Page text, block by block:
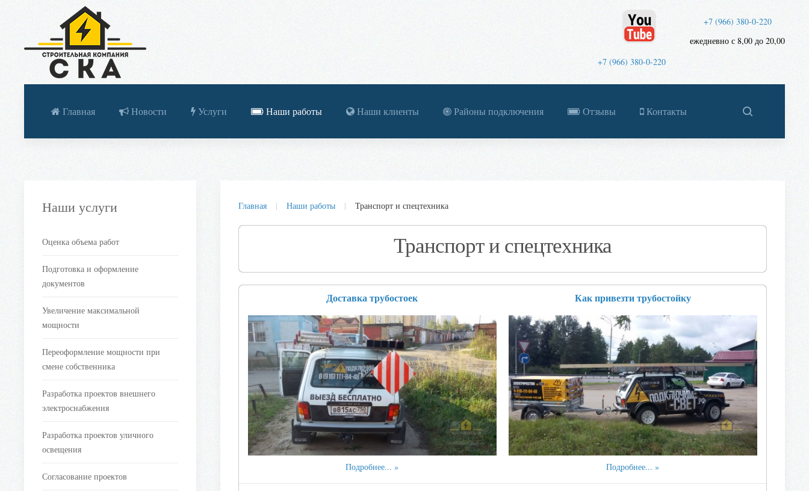
+7 (966) 380-0-220
ежедневно с 8,00 до 20,00
+7 (966) 380-0-220
Главная Новости Услуги Наши работы Наши клиенты Районы подключения Отзывы Контакты
Главная Наши работы Транспорт и спецтехника
Транспорт и спецтехника
Доставка трубостоек
Подробнее...
Как привезти трубостойку
Подробнее...
Наши услуги
Оценка объема работ
Подготовка и оформление
документов
Увеличение максимальной
мощности
Переоформление мощности при
смене собственника
Разработка проектов внешнего
электроснабжения
Разработка проектов уличного
освещения
Согласование проектов